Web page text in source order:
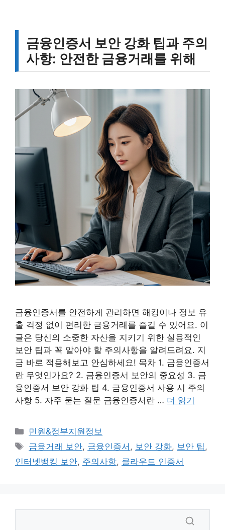
금융인증서 보안 강화 팁과 주의
사항: 안전한 금융거래를 위해
금융인증서를 안전하게 관리하면 해킹이나 정보 유
출 걱정 없이 편리한 금융거래를 즐길 수 있어요. 이
글은 당신의 소중한 자산을 지키기 위한 실용적인
보안 팁과 꼭 알아야 할 주의사항을 알려드려요. 지
금 바로 적용해보고 안심하세요! 목차 1. 금융인증서
란 무엇인가요? 2. 금융인증서 보안의 중요성 3. 금
융인증서 보안 강화 팁 4. 금융인증서 사용 시 주의
사항 5. 자주 묻는 질문 금융인증서란 … 더 읽기
카
테
고
리
민원&정부지원정보
태
그
금융거래 보안, 금융인증서 , 보안 강화, 보안 팁 ,
인터넷뱅킹 보안, 주의사항, 클라우드 인증서